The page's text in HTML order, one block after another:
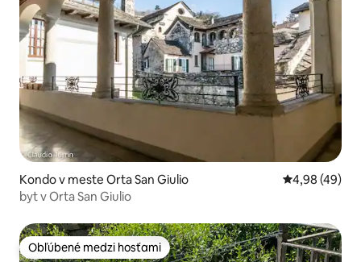
Kondo v meste Orta San Giulio Priemerné
4,98 (49)
byt v Orta San Giulio
Obľúbené medzi hosťami
Obľúbené medzi hosťami